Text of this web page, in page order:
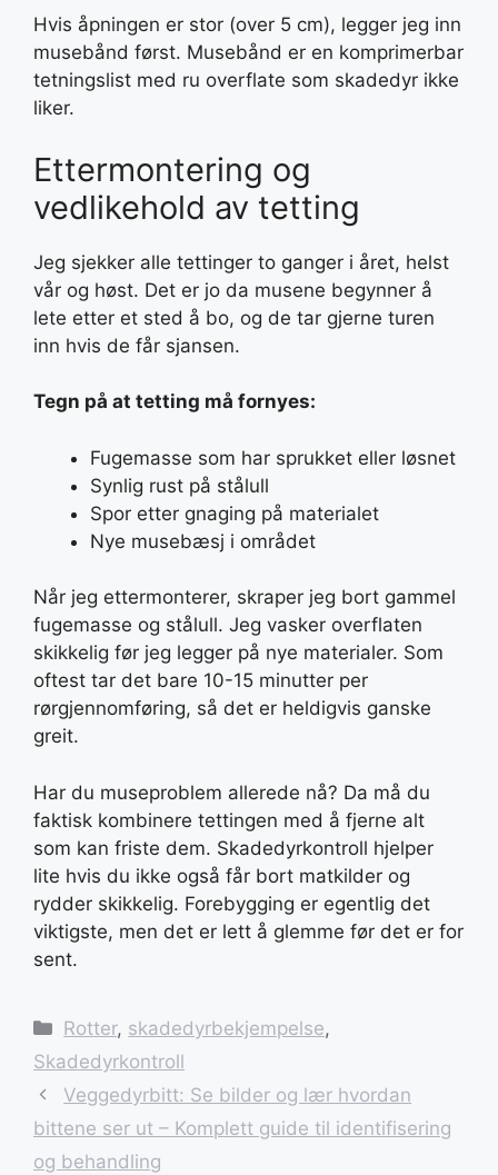
Hvis åpningen er stor (over 5 cm), legger jeg inn
musebånd først. Musebånd er en komprimerbar
tetningslist med ru overflate som skadedyr ikke
liker.
Ettermontering og
vedlikehold av tetting
Jeg sjekker alle tettinger to ganger i året, helst
vår og høst. Det er jo da musene begynner å
lete etter et sted å bo, og de tar gjerne turen
inn hvis de får sjansen.
Tegn på at tetting må fornyes:
Fugemasse som har sprukket eller løsnet
Synlig rust på stålull
Spor etter gnaging på materialet
Nye musebæsj i området
Når jeg ettermonterer, skraper jeg bort gammel
fugemasse og stålull. Jeg vasker overflaten
skikkelig før jeg legger på nye materialer. Som
oftest tar det bare 10-15 minutter per
rørgjennomføring, så det er heldigvis ganske
greit.
Har du museproblem allerede nå? Da må du
faktisk kombinere tettingen med å fjerne alt
som kan friste dem. Skadedyrkontroll hjelper
lite hvis du ikke også får bort matkilder og
rydder skikkelig. Forebygging er egentlig det
viktigste, men det er lett å glemme før det er for
sent.
Categories
Rotter, skadedyrbekjempelse,
Skadedyrkontroll
Veggedyrbitt: Se bilder og lær hvordan
bittene ser ut – Komplett guide til identifisering
og behandling